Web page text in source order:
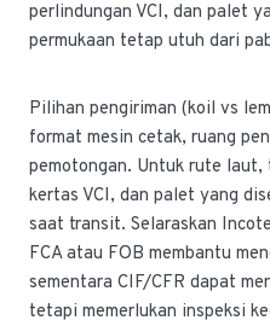
perlindungan VCI, dan palet
permukaan tetap utuh dari
Pilihan pengiriman (koil vs
format mesin cetak, ruang
pemotongan. Untuk rute
kertas VCI, dan palet yang
saat transit. Selaraskan
FCA atau FOB membantu
sementara CIF/CFR dapat
tetapi memerlukan inspeksi